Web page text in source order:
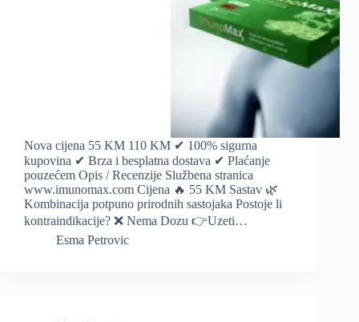
Nova cijena 55 KM 110 KM ✔ 100% sigurna
kupovina ✔ Brza i besplatna dostava ✔ Plaćanje
pouzećem Opis / Recenzije Službena stranica
www.imunomax.com Cijena 🔥 55 KM Sastav 🌿
Kombinacija potpuno prirodnih sastojaka Postoje li
kontraindikacije? ❌ Nema Dozu 👉Uzeti…
Esma Petrovic